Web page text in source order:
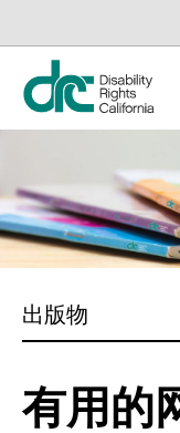
至
容
出版物
有用的